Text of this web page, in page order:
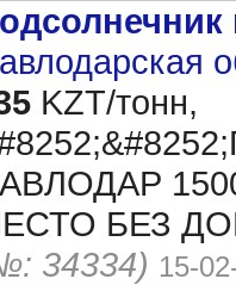
KZT/тонн,
БЕЗ
34334) 15-